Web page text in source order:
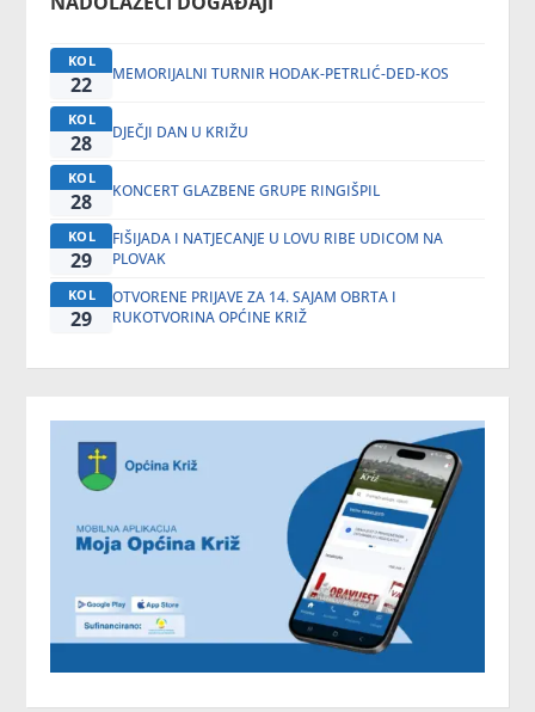
KOL
22 MEMORIJALNI TURNIR HODAK-PETRLIĆ-DED-KOS
KOL
28 DJEČJI DAN U KRIŽU
KOL
28 KONCERT GLAZBENE GRUPE RINGIŠPIL
KOL
29
FIŠIJADA I NATJECANJE U LOVU RIBE UDICOM NA
PLOVAK
KOL
29
OTVORENE PRIJAVE ZA 14. SAJAM OBRTA I
RUKOTVORINA OPĆINE KRIŽ